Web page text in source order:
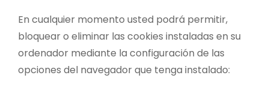
En cualquier momento usted podrá permitir,
bloquear o eliminar las cookies instaladas en su
ordenador mediante la configuración de las
opciones del navegador que tenga instalado: